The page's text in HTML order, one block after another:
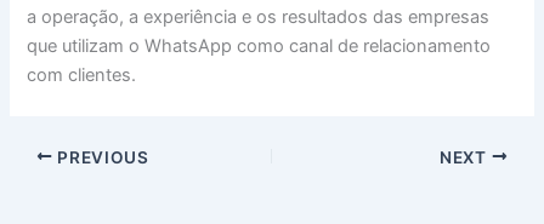
a operação, a experiência e os resultados das empresas
que utilizam o WhatsApp como canal de relacionamento
com clientes.
PREVIOUS NEXT